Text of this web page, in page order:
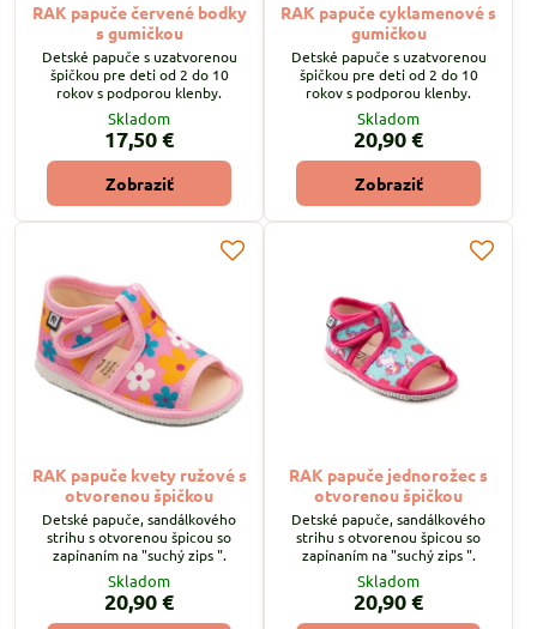
RAK papuče červené bodky
s gumičkou
Detské papuče s uzatvorenou
špičkou pre deti od 2 do 10
rokov s podporou klenby.
Skladom
17,50 €
Zobraziť
RAK papuče cyklamenové s
gumičkou
Detské papuče s uzatvorenou
špičkou pre deti od 2 do 10
rokov s podporou klenby.
Skladom
20,90 €
Zobraziť
RAK papuče kvety ružové s
otvorenou špičkou
Detské papuče, sandálkového
strihu s otvorenou špicou so
zapínaním na "suchý zips ".
Skladom
20,90 €
RAK papuče jednorožec s
otvorenou špičkou
Detské papuče, sandálkového
strihu s otvorenou špicou so
zapínaním na "suchý zips ".
Skladom
20,90 €